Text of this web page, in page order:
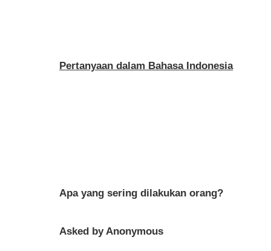
Pertanyaan dalam Bahasa Indonesia
Apa yang sering dilakukan orang?
Asked by Anonymous